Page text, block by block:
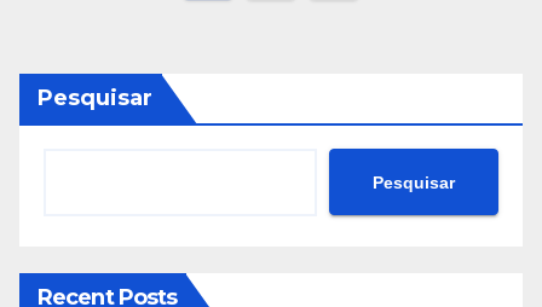
Pesquisar
Pesquisar
Recent Posts